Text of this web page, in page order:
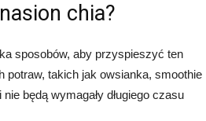
chia?
sposobów, aby przyspieszyć ten
potraw, takich jak owsianka, smoothie
będą wymagały długiego czasu